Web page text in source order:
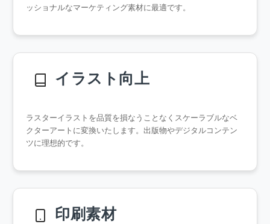
ッショナルなマーケティング素材に最適です。
イラスト向上
ラスターイラストを品質を損なうことなくスケーラブルなベ
クターアートに変換いたします。出版物やデジタルコンテン
ツに理想的です。
印刷素材